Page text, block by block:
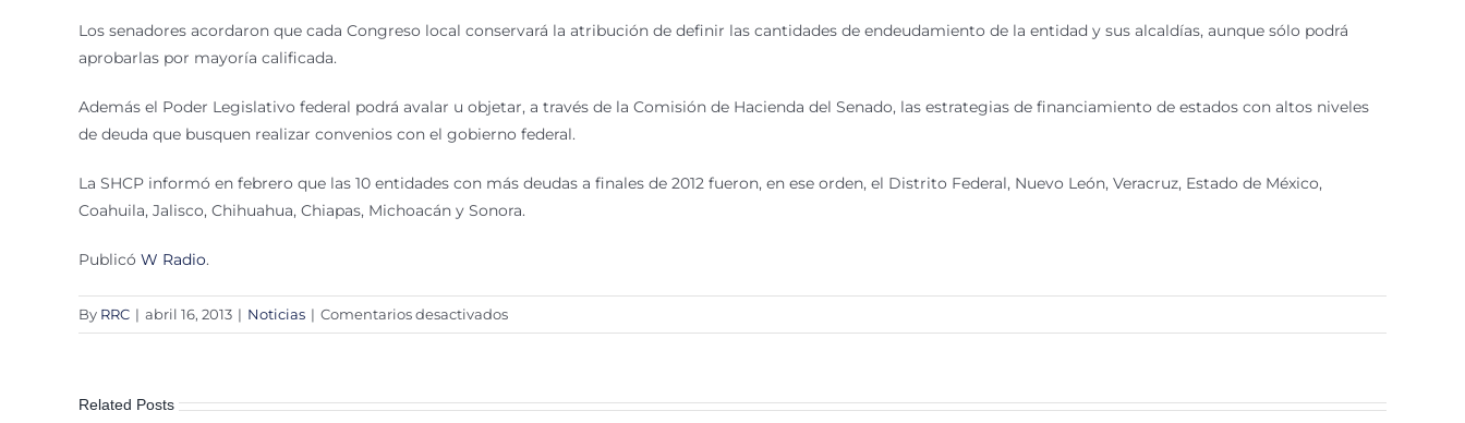
Los senadores acordaron que cada Congreso local conservará la atribución de definir las cantidades de endeudamiento de la entidad y sus alcaldías, aunque sólo podrá
aprobarlas por mayoría calificada.
Además el Poder Legislativo federal podrá avalar u objetar, a través de la Comisión de Hacienda del Senado, las estrategias de financiamiento de estados con altos niveles
de deuda que busquen realizar convenios con el gobierno federal.
La SHCP informó en febrero que las 10 entidades con más deudas a finales de 2012 fueron, en ese orden, el Distrito Federal, Nuevo León, Veracruz, Estado de México,
Coahuila, Jalisco, Chihuahua, Chiapas, Michoacán y Sonora.
Publicó W Radio.
By RRC | abril 16, 2013 | Noticias | Comentarios desactivadosen
Aprueba
que
Related Posts